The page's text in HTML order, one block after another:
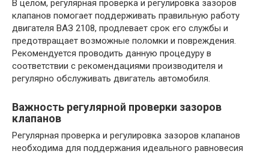
В целом, регулярная проверка и регулировка зазоров
клапанов помогает поддерживать правильную работу
двигателя ВАЗ 2108, продлевает срок его службы и
предотвращает возможные поломки и повреждения.
Рекомендуется проводить данную процедуру в
соответствии с рекомендациями производителя и
регулярно обслуживать двигатель автомобиля.
Важность регулярной проверки зазоров
клапанов
Регулярная проверка и регулировка зазоров клапанов
необходима для поддержания идеального равновесия